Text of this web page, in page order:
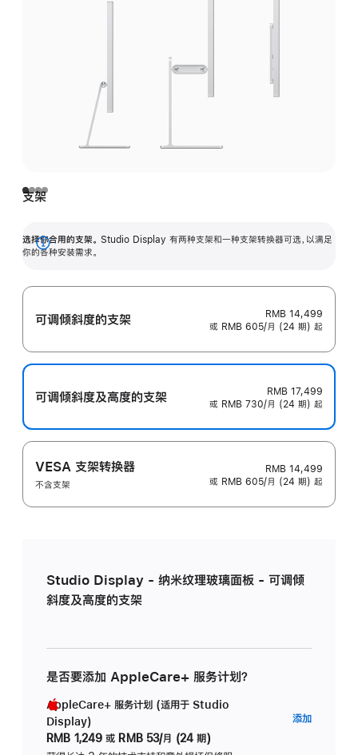
支架
选择你合用的支架。 Studio Display 有两种支架和一种支架转换器可选，以满足
你的各种安装需求。
展
可调倾斜度的支架
RMB 14,499
或 RMB 605/月 (24 期) 起
可调倾斜度及高‍度的支‍架
RMB 17,499
或 RMB 730/月 (24 期) 起
VESA 支架转换器
不含支架
RMB 14,499
或 RMB 605/月 (24 期) 起
Studio Display - 纳米纹理玻璃面板 - 可调倾
斜度及高度的支架
是否要添加 AppleCare+ 服务计划？
AppleCare+ 服务计划 (适用于 Studio
Display)
RMB 1,249 或 RMB 53/月 (24 期)
添加